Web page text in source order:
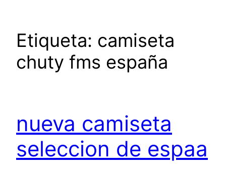
Etiqueta: camiseta
chuty fms españa
nueva camiseta
seleccion de espaa